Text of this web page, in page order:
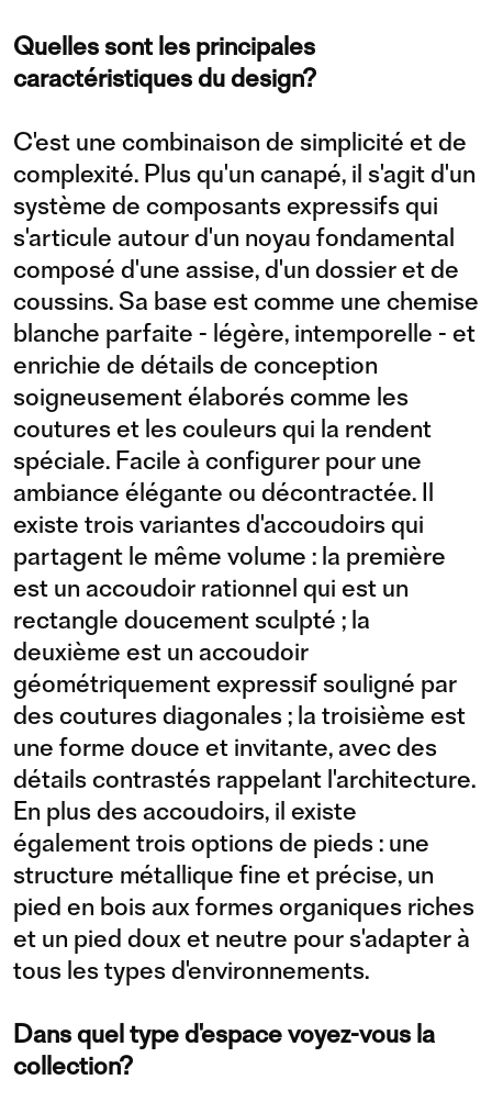
Quelles sont les principales
caractéristiques du design?
C'est une combinaison de simplicité et de
complexité. Plus qu'un canapé, il s'agit d'un
système de composants expressifs qui
s'articule autour d'un noyau fondamental
composé d'une assise, d'un dossier et de
coussins. Sa base est comme une chemise
blanche parfaite - légère, intemporelle - et
enrichie de détails de conception
soigneusement élaborés comme les
coutures et les couleurs qui la rendent
spéciale. Facile à configurer pour une
ambiance élégante ou décontractée. Il
existe trois variantes d'accoudoirs qui
partagent le même volume : la première
est un accoudoir rationnel qui est un
rectangle doucement sculpté ; la
deuxième est un accoudoir
géométriquement expressif souligné par
des coutures diagonales ; la troisième est
une forme douce et invitante, avec des
détails contrastés rappelant l'architecture.
En plus des accoudoirs, il existe
également trois options de pieds : une
structure métallique fine et précise, un
pied en bois aux formes organiques riches
et un pied doux et neutre pour s'adapter à
tous les types d'environnements.
Dans quel type d'espace voyez-vous la
collection?